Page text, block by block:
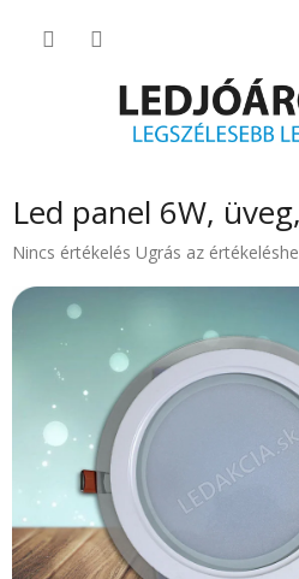
Led panel 6W,
A
átlagos
értékelése
csillag.
Nincs értékelés Ugrás az